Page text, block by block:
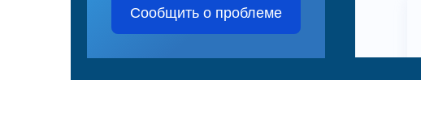
Сообщить о проблеме